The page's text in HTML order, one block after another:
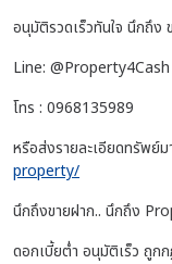
อนุมัติรวดเร็วทันใจ นึกถึ
Line: @Property4Cash
โทร : 0968135989
หรือส่งรายละเอียดทรัพย์ม
property/
นึกถึงขายฝาก.. นึกถึง
ดอกเบี้ยต่ำ อนุมัติเร็ว ถูก